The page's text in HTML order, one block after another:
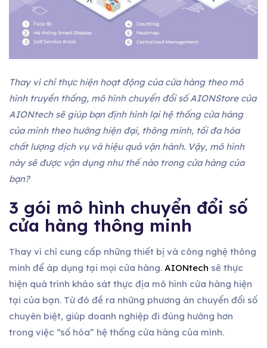
Thay vì chỉ thực hiện hoạt động của cửa hàng theo mô
hình truyền thống, mô hình chuyển đổi số AIONStore của
AIONtech sẽ giúp bạn định hình lại hệ thống cửa hàng
của mình theo hướng hiện đại, thông minh, tối đa hóa
chất lượng dịch vụ và hiệu quả vận hành. Vậy, mô hình
này sẽ được vận dụng như thế nào trong cửa hàng của
bạn?
3 gói mô hình chuyển đổi số
cửa hàng thông minh
Thay vì chỉ cung cấp những thiết bị và công nghệ thông
minh để áp dụng tại mọi cửa hàng. AIONtech sẽ thực
hiện quá trình khảo sát thực địa mô hình cửa hàng hiện
tại của bạn. Từ đó đề ra những phương án chuyển đổi số
chuyên biệt, giúp doanh nghiệp đi đúng hướng hơn
trong việc “số hóa” hệ thống cửa hàng của mình.